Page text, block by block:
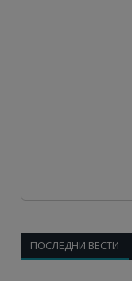
ПОСЛЕДНИ ВЕСТИ